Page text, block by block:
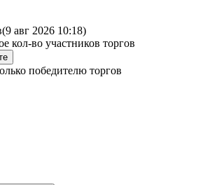
(9 авг 2026 10:18)
кол-во участников торгов
победителю торгов